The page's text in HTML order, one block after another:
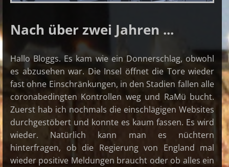
Nach über zwei Jahren ...
Hallo Bloggs. Es kam wie ein Donnerschlag, obwohl
es abzusehen war. Die Insel öffnet die Tore wieder
fast ohne Einschränkungen, in den Stadien fallen alle
coronabedingten Kontrollen weg und RaMü bucht.
Zuerst hab ich nochmals die einschlägigen Websites
durchgestöbert und konnte es kaum fassen. Es wird
wieder. Natürlich kann man es nüchtern
hinterfragen, ob die Regierung von England mal
wieder positive Meldungen braucht oder ob alles ein